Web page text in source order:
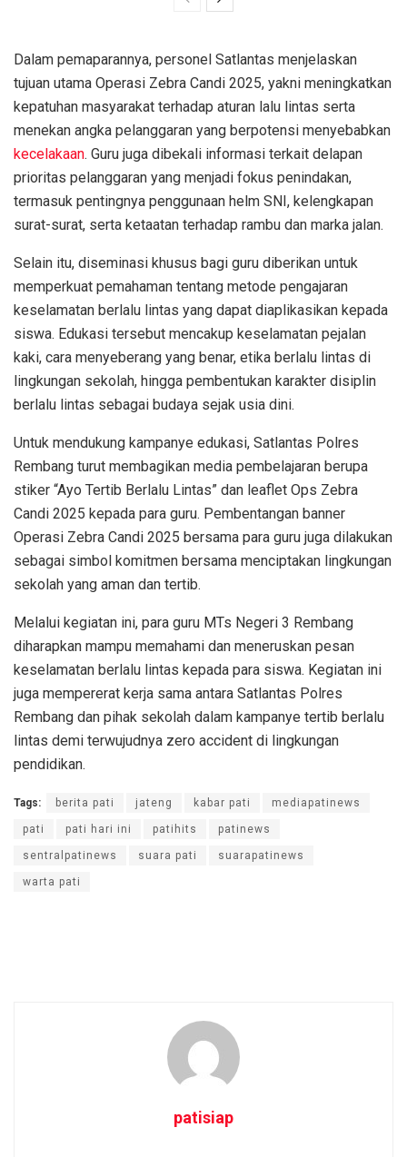
Dalam pemaparannya, personel Satlantas menjelaskan
tujuan utama Operasi Zebra Candi 2025, yakni meningkatkan
kepatuhan masyarakat terhadap aturan lalu lintas serta
menekan angka pelanggaran yang berpotensi menyebabkan
kecelakaan. Guru juga dibekali informasi terkait delapan
prioritas pelanggaran yang menjadi fokus penindakan,
termasuk pentingnya penggunaan helm SNI, kelengkapan
surat-surat, serta ketaatan terhadap rambu dan marka jalan.
Selain itu, diseminasi khusus bagi guru diberikan untuk
memperkuat pemahaman tentang metode pengajaran
keselamatan berlalu lintas yang dapat diaplikasikan kepada
siswa. Edukasi tersebut mencakup keselamatan pejalan
kaki, cara menyeberang yang benar, etika berlalu lintas di
lingkungan sekolah, hingga pembentukan karakter disiplin
berlalu lintas sebagai budaya sejak usia dini.
Untuk mendukung kampanye edukasi, Satlantas Polres
Rembang turut membagikan media pembelajaran berupa
stiker “Ayo Tertib Berlalu Lintas” dan leaflet Ops Zebra
Candi 2025 kepada para guru. Pembentangan banner
Operasi Zebra Candi 2025 bersama para guru juga dilakukan
sebagai simbol komitmen bersama menciptakan lingkungan
sekolah yang aman dan tertib.
Melalui kegiatan ini, para guru MTs Negeri 3 Rembang
diharapkan mampu memahami dan meneruskan pesan
keselamatan berlalu lintas kepada para siswa. Kegiatan ini
juga mempererat kerja sama antara Satlantas Polres
Rembang dan pihak sekolah dalam kampanye tertib berlalu
lintas demi terwujudnya zero accident di lingkungan
pendidikan.
Tags: berita pati jateng kabar pati mediapatinews
pati pati hari ini patihits patinews
sentralpatinews suara pati suarapatinews
warta pati
patisiap